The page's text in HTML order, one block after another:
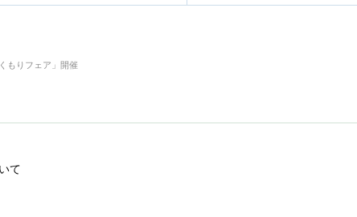
もりフェア」開催
て